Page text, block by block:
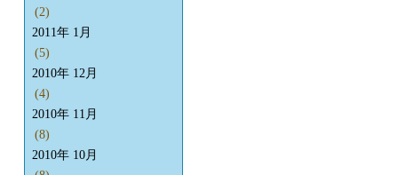
(2)
2011年 1月
(5)
2010年 12月
(4)
2010年 11月
(8)
2010年 10月